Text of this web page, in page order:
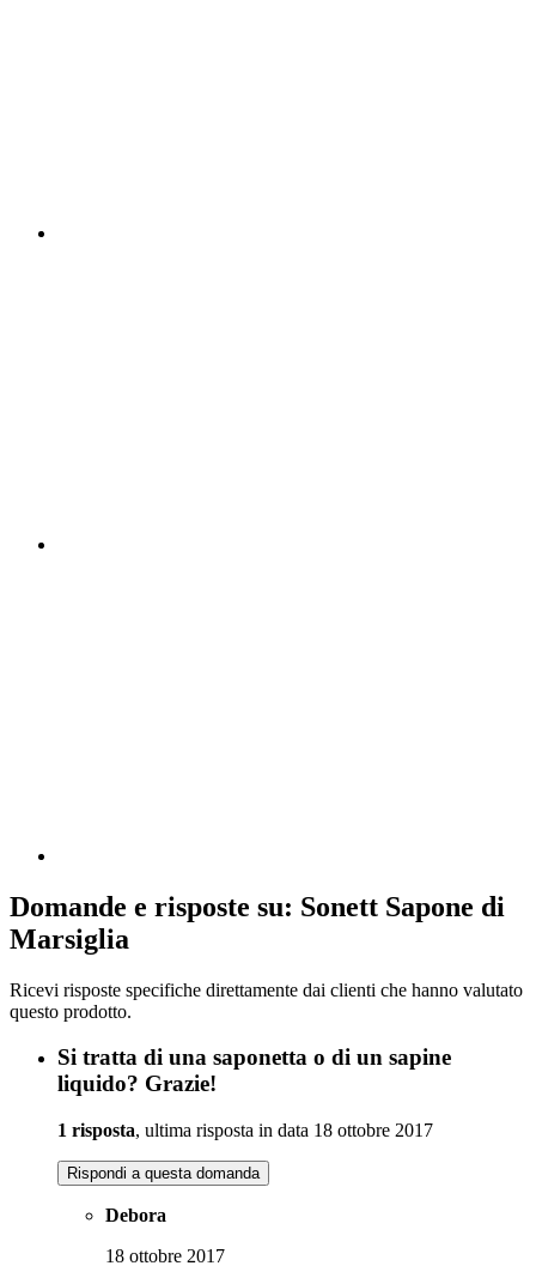
Domande e risposte su: Sonett Sapone di
Marsiglia
Ricevi risposte specifiche direttamente dai clienti che hanno valutato
questo prodotto.
Si tratta di una saponetta o di un sapine
liquido? Grazie!
1 risposta, ultima risposta in data 18 ottobre 2017
Rispondi a questa domanda
Debora
18 ottobre 2017